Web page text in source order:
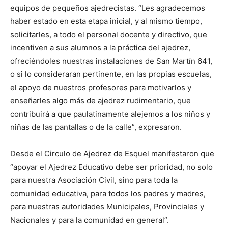
equipos de pequeños ajedrecistas. “Les agradecemos
haber estado en esta etapa inicial, y al mismo tiempo,
solicitarles, a todo el personal docente y directivo, que
incentiven a sus alumnos a la práctica del ajedrez,
ofreciéndoles nuestras instalaciones de San Martín 641,
o si lo consideraran pertinente, en las propias escuelas,
el apoyo de nuestros profesores para motivarlos y
enseñarles algo más de ajedrez rudimentario, que
contribuirá a que paulatinamente alejemos a los niños y
niñas de las pantallas o de la calle”, expresaron.
Desde el Circulo de Ajedrez de Esquel manifestaron que
“apoyar el Ajedrez Educativo debe ser prioridad, no solo
para nuestra Asociación Civil, sino para toda la
comunidad educativa, para todos los padres y madres,
para nuestras autoridades Municipales, Provinciales y
Nacionales y para la comunidad en general”.